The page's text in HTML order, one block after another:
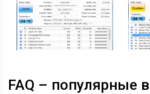
FAQ – популярные